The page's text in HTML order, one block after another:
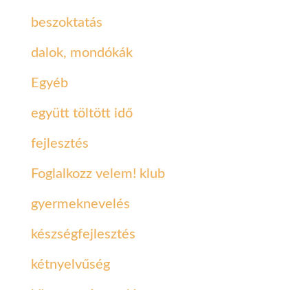
beszoktatás
dalok, mondókák
Egyéb
együtt töltött idő
fejlesztés
Foglalkozz velem! klub
gyermeknevelés
készségfejlesztés
kétnyelvűség